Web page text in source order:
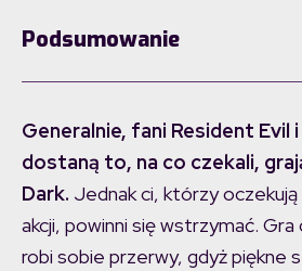
Podsumowanie
Generalnie, fani Resident Evil
dostaną to, na co czekali,
Dark. Jednak ci, którzy
akcji, powinni się wstrzymać.
robi sobie przerwy, gdyż piękne